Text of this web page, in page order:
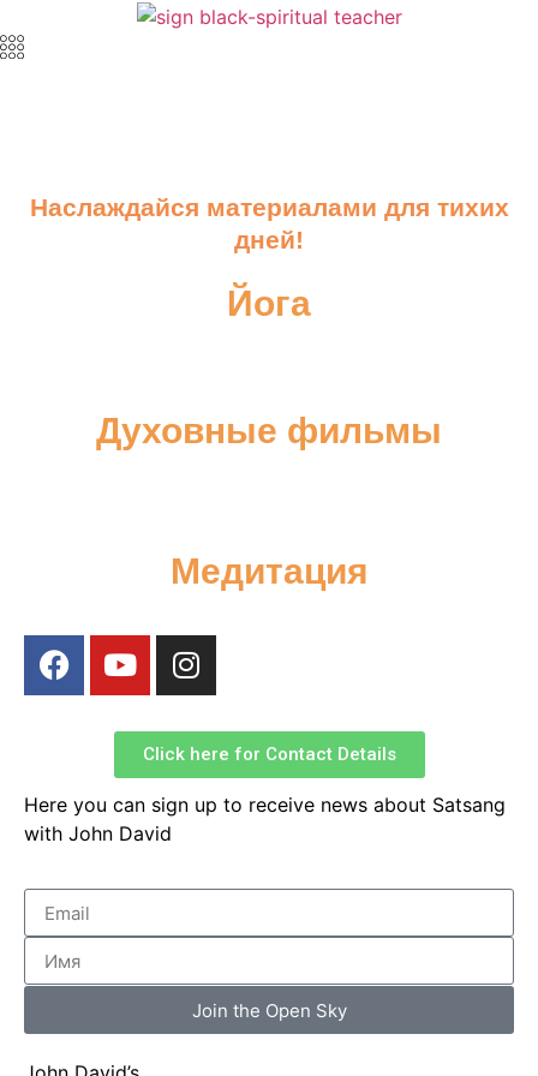
Наслаждайся материалами для тихих
дней!
Йога
Духовные фильмы
Медитация
Click here for Contact Details
Here you can sign up to receive news about Satsang
with John David
Join the Open Sky